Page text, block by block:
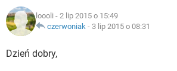
INSTAGRAM
WINDOWS 10
IOS
INSTAGRAM
WINDOWS 10
COVID-19
GRY WHATSAPP
ARTYKUŁY
COVID-19
GRY
loooli - 2 lip 2015 o 15:49
czerwoniak - 3 lip 2015 o 08:31
Dzień dobry,